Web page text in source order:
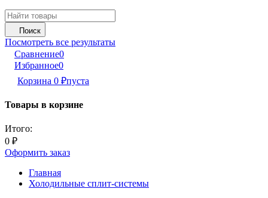
Поиск
Посмотреть все результаты
Сравнение0
Избранное0
Корзина 0 ₽пуста
Товары в корзине
Итого:
0 ₽
Оформить заказ
Главная
Холодильные сплит-системы